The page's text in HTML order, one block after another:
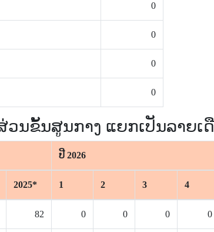
0
0
0
0
ນຂັ້ນສູນກາງ ແຍກເປັນລາຍເດື
ປີ 2026
2025* 1 2 3 4
82 0 0 0 0